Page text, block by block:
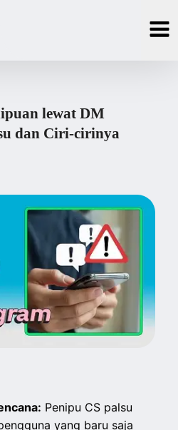
lewat DM
dan Ciri-cirinya
Penipu CS palsu
yang baru saja